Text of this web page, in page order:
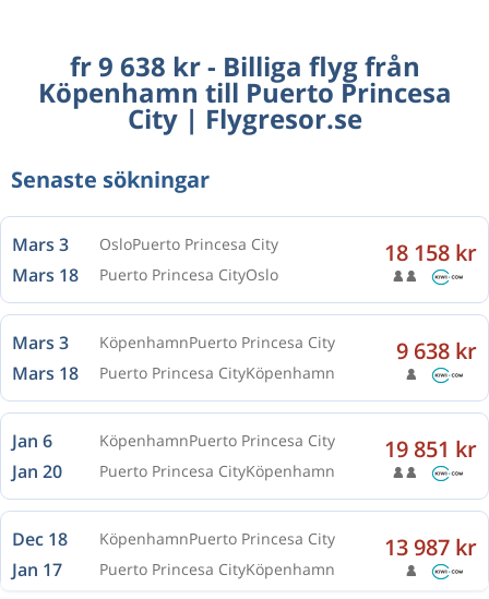
fr 9 638 kr - Billiga flyg från
Köpenhamn till Puerto Princesa
City | Flygresor.se
Senaste sökningar
Mars 3 OsloPuerto Princesa City
Mars 18 Puerto Princesa CityOslo
18 158 kr
Mars 3 KöpenhamnPuerto Princesa City
Mars 18 Puerto Princesa CityKöpenhamn
9 638 kr
Jan 6 KöpenhamnPuerto Princesa City
Jan 20 Puerto Princesa CityKöpenhamn
19 851 kr
Dec 18 KöpenhamnPuerto Princesa City
Jan 17 Puerto Princesa CityKöpenhamn
13 987 kr